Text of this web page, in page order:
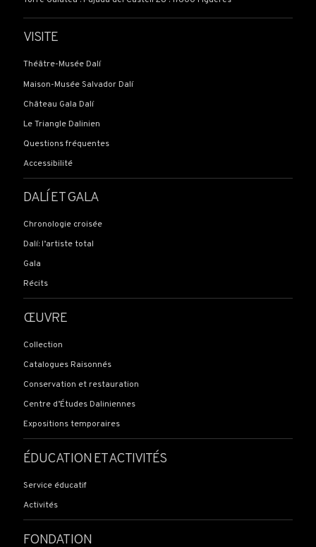
VISITE
Théâtre-Musée Dalí
Maison-Musée Salvador Dalí
Château Gala Dalí
Le Triangle Dalinien
Questions fréquentes
Accessibilité
DALÍ ET GALA
Chronologie croisée
Dalí: l’artiste total
Gala
Récits
ŒUVRE
Collection
Catalogues Raisonnés
Conservation et restauration
Centre d’Études Daliniennes
Expositions temporaires
ÉDUCATION ET ACTIVITÉS
Service éducatif
Activités
FONDATION